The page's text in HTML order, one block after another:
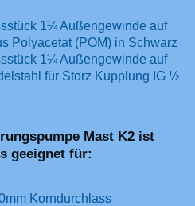
1¼ Außengewinde auf
Polyacetat (POM) in Schwarz
1¼ Außengewinde auf
für Storz Kupplung IG ½
Mast K2 ist
geeignet für:
Korndurchlass